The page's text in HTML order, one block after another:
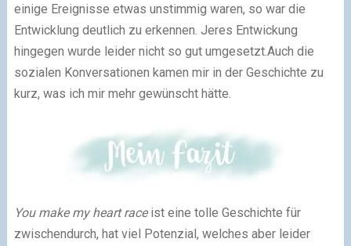
einige Ereignisse etwas unstimmig waren, so war die
Entwicklung deutlich zu erkennen. Jeres Entwickung
hingegen wurde leider nicht so gut umgesetzt.Auch die
sozialen Konversationen kamen mir in der Geschichte zu
kurz, was ich mir mehr gewünscht hätte.
You make my heart raceist eine tolle Geschichte für
zwischendurch, hat viel Potenzial, welches aber leider